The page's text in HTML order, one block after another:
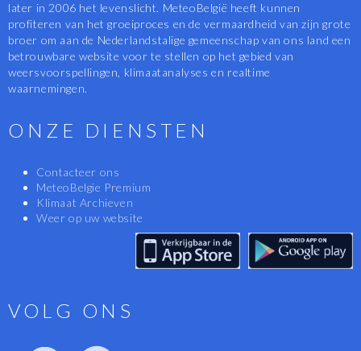
later in 2006 het levenslicht. MeteoBelgië heeft kunnen
profiteren van het groeiproces en de vermaardheid van zijn grote
broer om aan de Nederlandstalige gemeenschap van ons land een
betrouwbare website voor te stellen op het gebied van
weersvoorspellingen, klimaatanalyses en realtime
waarnemingen.
ONZE DIENSTEN
Contacteer ons
MeteoBelgie Premium
Klimaat Archieven
Weer op uw website
VOLG ONS